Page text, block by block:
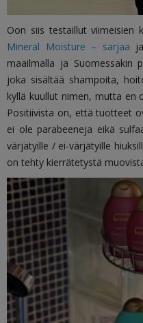
Oon siis testaillut viimeisien
Mineral Moisture – sarjaa
maailmalla ja Suomessakin
joka sisältää shampoita,
kyllä kuullut nimen, mutta en
Positiivista on, että tuotteet
ei ole parabeeneja eikä
värjätyille / ei-värjätyille
on tehty kierrätetystä